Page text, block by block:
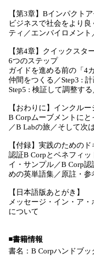
【第3章】Bインパクト
ビジネスで社会をより
ティ／エンバイロメン
【第4章】クイックスタ
6つのステップ
ガイドを進める前の「4
仲間をつくる／Step3 :
Step5 : 検証して調整す
【おわりに】インクル
B Corpムーブメントに
／B Labの旅／そして次
【付録】実践のためのド
認証B Corpとベネフィ
イ・サンプル／B Corp
めの英単語集／原註・参
【日本語版あとがき】
メッセージ・イン・ア
について
◾️書籍情報
書名：B Corpハンドブ